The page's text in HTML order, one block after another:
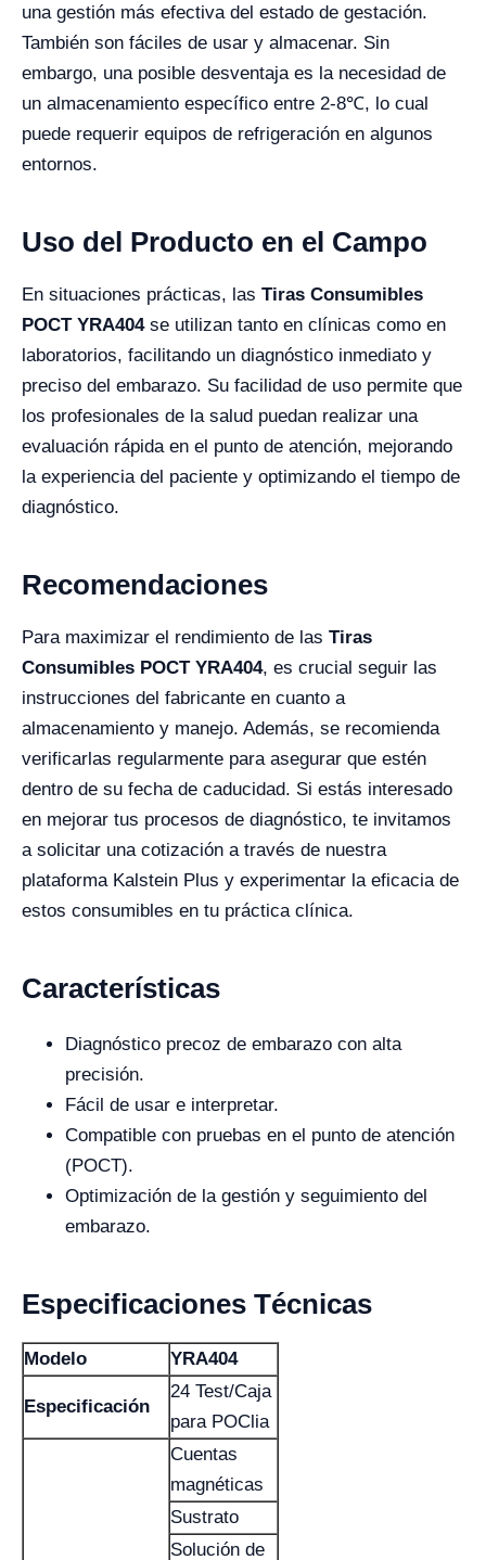
una gestión más efectiva del estado de gestación.
También son fáciles de usar y almacenar. Sin
embargo, una posible desventaja es la necesidad de
un almacenamiento específico entre 2-8℃, lo cual
puede requerir equipos de refrigeración en algunos
entornos.
Uso del Producto en el Campo
En situaciones prácticas, las Tiras Consumibles
POCT YRA404se utilizan tanto en clínicas como en
laboratorios, facilitando un diagnóstico inmediato y
preciso del embarazo. Su facilidad de uso permite que
los profesionales de la salud puedan realizar una
evaluación rápida en el punto de atención, mejorando
la experiencia del paciente y optimizando el tiempo de
diagnóstico.
Recomendaciones
Para maximizar el rendimiento de las Tiras
Consumibles POCT YRA404, es crucial seguir las
instrucciones del fabricante en cuanto a
almacenamiento y manejo. Además, se recomienda
verificarlas regularmente para asegurar que estén
dentro de su fecha de caducidad. Si estás interesado
en mejorar tus procesos de diagnóstico, te invitamos
a solicitar una cotización a través de nuestra
plataforma Kalstein Plus y experimentar la eficacia de
estos consumibles en tu práctica clínica.
Características
Diagnóstico precoz de embarazo con alta
precisión.
Fácil de usar e interpretar.
Compatible con pruebas en el punto de atención
(POCT).
Optimización de la gestión y seguimiento del
embarazo.
Especificaciones Técnicas
Modelo YRA404
Especificación
24 Test/Caja
para POClia
Cuentas
magnéticas
Sustrato
Solución de